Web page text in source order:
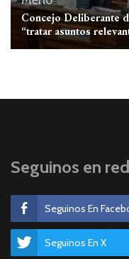
Concejo Deliberante
“tratar asuntos
Seguinos en
Seguinos En
Seguinos En X